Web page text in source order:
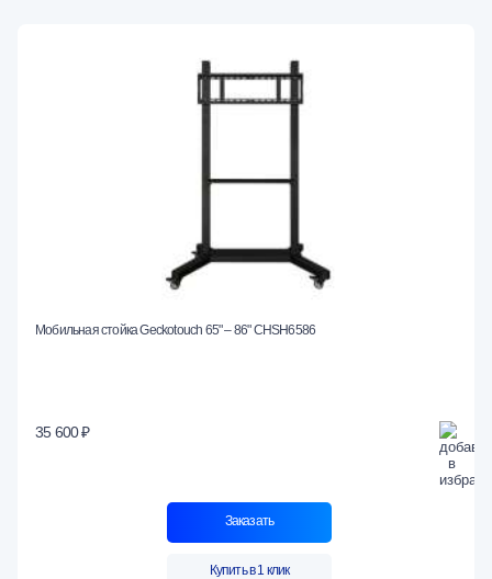
Мобильная стойка Geckotouch 65" – 86" ​​​​​​​CHSH6586
35 600 ₽
Заказать
Купить в 1 клик